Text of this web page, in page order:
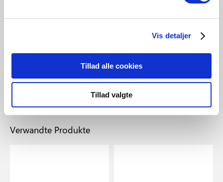
Vis detaljer
Tillad alle cookies
Tillad valgte
EUR 6,50
Artikelnummer 2410010001
Verwandte Produkte